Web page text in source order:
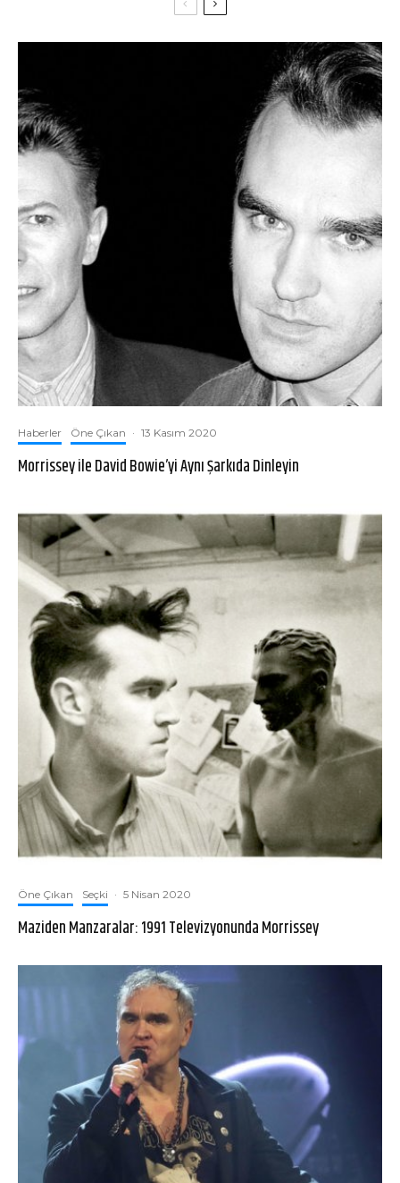
Haberler Öne Çıkan · 13 Kasım 2020
Morrissey ile David Bowie’yi Aynı Şarkıda Dinleyin
Öne Çıkan Seçki · 5 Nisan 2020
Maziden Manzaralar: 1991 Televizyonunda Morrissey